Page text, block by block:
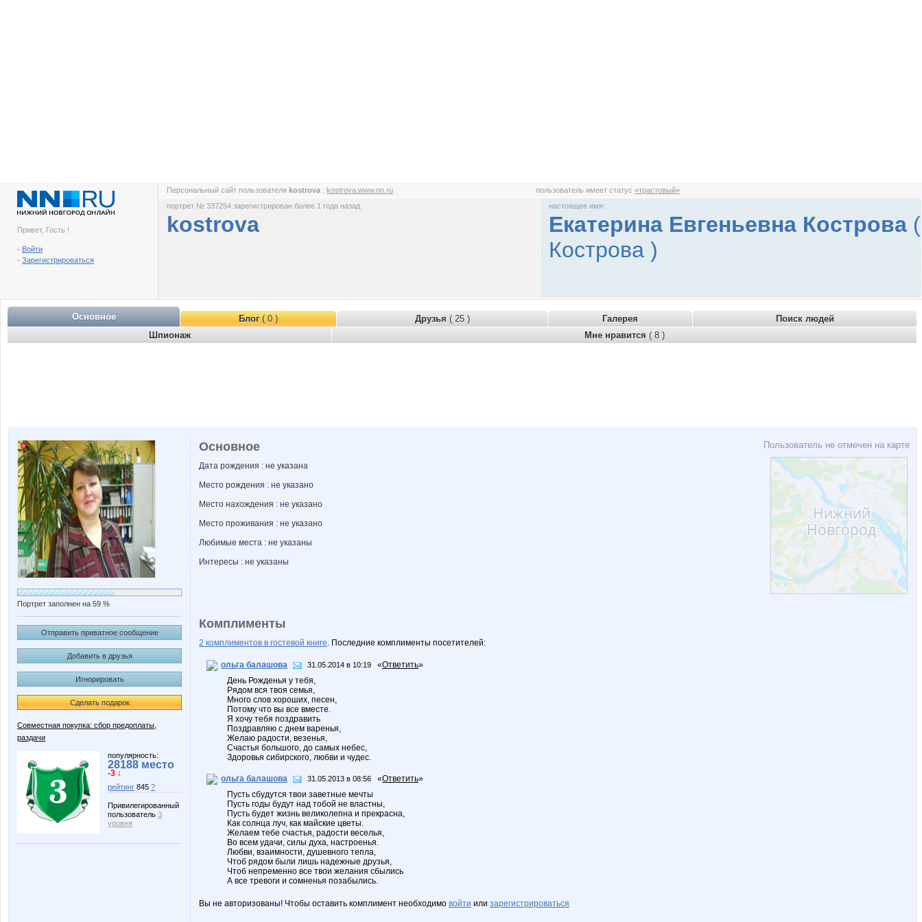
Привет, Гость !
- Войти
- Зарегистрироваться
Персональный сайт пользователя kostrova : kostrova.www.nn.ru пользователь имеет статус«трастовый»
портрет № 337254 зарегистрирован более 1 года назад
kostrova
настоящее имя:
Екатерина Евгеньевна Кострова (
Кострова )
Основное Блог( 0 ) Друзья ( 25 ) Галерея
Поиск людей
Шпионаж
Мне нравится ( 8 )
Портрет заполнен на 59 %
Отправить приватное сообщение
Добавить в друзья
Игнорировать
Сделать подарок
Совместная покупка: сбор предоплаты,
раздачи
популярность:
28188 место
-3 ↓
рейтинг 845 ?
Привилегированный
пользователь 3
уровня
Пользователь не отмечен на карте
Основное
Дата рождения : не указана
Место рождения : не указано
Место нахождения : не указано
Место проживания : не указано
Любимые места : не указаны
Интересы : не указаны
Комплименты
2 комплиментов в гостевой книге. Последние комплименты посетителей:
ольга балашова 31.05.2014 в 10:19 «Ответить»
День Рожденья у тебя,
Рядом вся твоя семья,
Много слов хороших, песен,
Потому что вы все вместе.
Я хочу тебя поздравить
Поздравляю с днем варенья,
Желаю радости, везенья,
Счастья большого, до самых небес,
Здоровья сибирского, любви и чудес.
ольга балашова 31.05.2013 в 08:56 «Ответить»
Пусть сбудутся твои заветные мечты
Пусть годы будут над тобой не властны,
Пусть будет жизнь великолепна и прекрасна,
Как солнца луч, как майские цветы.
Желаем тебе счастья, радости веселья,
Во всем удачи, силы духа, настроенья.
Любви, взаимности, душевного тепла,
Чтоб рядом были лишь надежные друзья,
Чтоб непременно все твои желания сбылись
А все тревоги и сомненья позабылись.
Вы не авторизованы! Чтобы оставить комплимент необходимо войти или зарегистрироваться